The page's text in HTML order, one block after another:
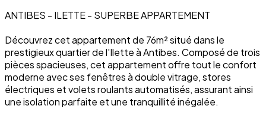
ANTIBES - ILETTE - SUPERBE APPARTEMENT
Découvrez cet appartement de 76m² situé dans le
prestigieux quartier de l'Ilette à Antibes. Composé de trois
pièces spacieuses, cet appartement offre tout le confort
moderne avec ses fenêtres à double vitrage, stores
électriques et volets roulants automatisés, assurant ainsi
une isolation parfaite et une tranquillité inégalée.